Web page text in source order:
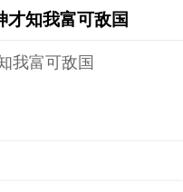
才知我富可敌国
我富可敌国